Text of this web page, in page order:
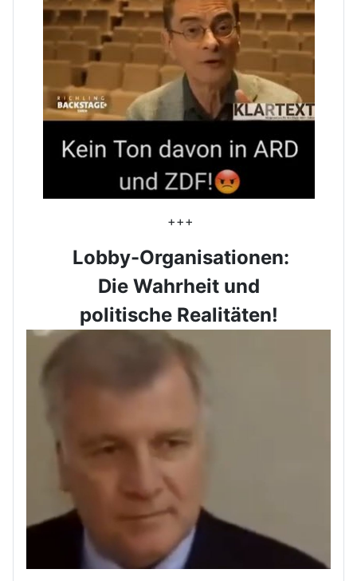
+++
Lobby-Organisationen:
Die Wahrheit und
politische Realitäten!